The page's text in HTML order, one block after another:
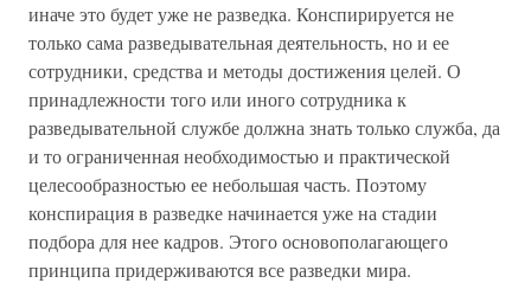
иначе это будет уже не разведка. Конспирируется не
только сама разведывательная деятельность, но и ее
сотрудники, средства и методы достижения целей. О
принадлежности того или иного сотрудника к
разведывательной службе должна знать только служба, да
и то ограниченная необходимостью и практической
целесообразностью ее небольшая часть. Поэтому
конспирация в разведке начинается уже на стадии
подбора для нее кадров. Этого основополагающего
принципа придерживаются все разведки мира.